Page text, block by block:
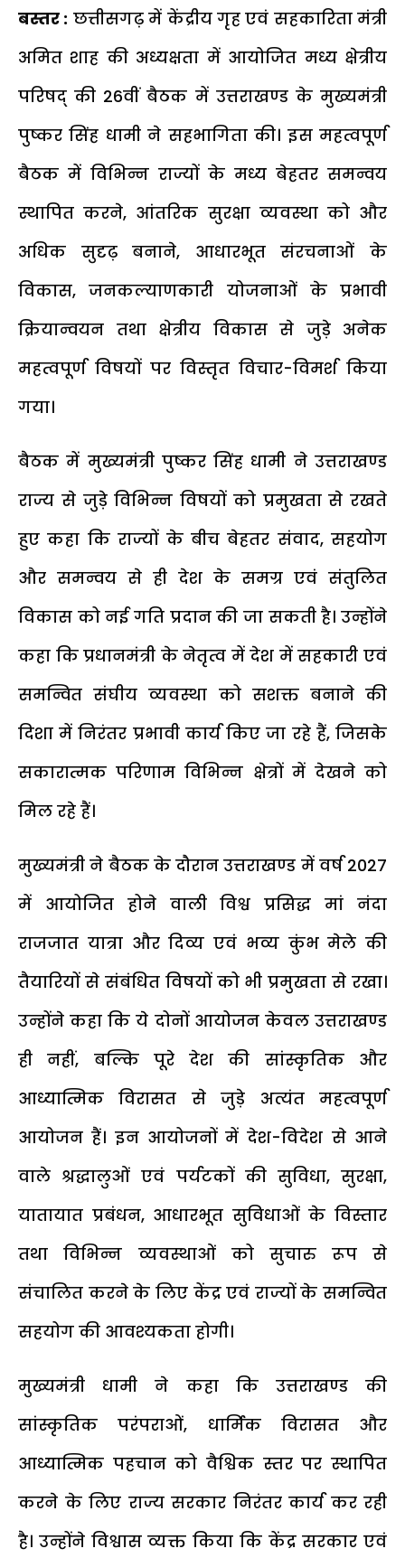
बस्तर : छत्तीसगढ़ में केंद्रीय गृह एवं सहकारिता मंत्री
अमित शाह की अध्यक्षता में आयोजित मध्य क्षेत्रीय
परिषद् की 26वीं बैठक में उत्तराखण्ड के मुख्यमंत्री
पुष्कर सिंह धामी ने सहभागिता की। इस महत्वपूर्ण
बैठक में विभिन्न राज्यों के मध्य बेहतर समन्वय
स्थापित करने, आंतरिक सुरक्षा व्यवस्था को और
अधिक सुदृढ़ बनाने, आधारभूत संरचनाओं के
विकास, जनकल्याणकारी योजनाओं के प्रभावी
क्रियान्वयन तथा क्षेत्रीय विकास से जुड़े अनेक
महत्वपूर्ण विषयों पर विस्तृत विचार-विमर्श किया
गया।
बैठक में मुख्यमंत्री पुष्कर सिंह धामी ने उत्तराखण्ड
राज्य से जुड़े विभिन्न विषयों को प्रमुखता से रखते
हुए कहा कि राज्यों के बीच बेहतर संवाद, सहयोग
और समन्वय से ही देश के समग्र एवं संतुलित
विकास को नई गति प्रदान की जा सकती है। उन्होंने
कहा कि प्रधानमंत्री के नेतृत्व में देश में सहकारी एवं
समन्वित संघीय व्यवस्था को सशक्त बनाने की
दिशा में निरंतर प्रभावी कार्य किए जा रहे हैं, जिसके
सकारात्मक परिणाम विभिन्न क्षेत्रों में देखने को
मिल रहे हैं।
मुख्यमंत्री ने बैठक के दौरान उत्तराखण्ड में वर्ष 2027
में आयोजित होने वाली विश्व प्रसिद्ध मां नंदा
राजजात यात्रा और दिव्य एवं भव्य कुंभ मेले की
तैयारियों से संबंधित विषयों को भी प्रमुखता से रखा।
उन्होंने कहा कि ये दोनों आयोजन केवल उत्तराखण्ड
ही नहीं, बल्कि पूरे देश की सांस्कृतिक और
आध्यात्मिक विरासत से जुड़े अत्यंत महत्वपूर्ण
आयोजन हैं। इन आयोजनों में देश-विदेश से आने
वाले श्रद्धालुओं एवं पर्यटकों की सुविधा, सुरक्षा,
यातायात प्रबंधन, आधारभूत सुविधाओं के विस्तार
तथा विभिन्न व्यवस्थाओं को सुचारु रूप से
संचालित करने के लिए केंद्र एवं राज्यों के समन्वित
सहयोग की आवश्यकता होगी।
मुख्यमंत्री धामी ने कहा कि उत्तराखण्ड की
सांस्कृतिक परंपराओं, धार्मिक विरासत और
आध्यात्मिक पहचान को वैश्विक स्तर पर स्थापित
करने के लिए राज्य सरकार निरंतर कार्य कर रही
है। उन्होंने विश्वास व्यक्त किया कि केंद्र सरकार एवं